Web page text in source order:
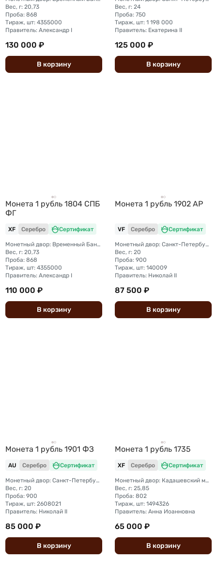
Вес, г: 20,73
Проба: 868
Тираж, шт: 4355000
Правитель: Александр I
130 000 ₽
В корзину
Вес, г: 24
Проба: 750
Тираж, шт: 1 198 000
Правитель: Екатерина II
125 000 ₽
В корзину
Монета 1 рубль 1804 СПБ
ФГ
XF Серебро Сертификат
Монетный двор: Временный Банковский монетный двор (Санкт-Петербург)
Вес, г: 20,73
Проба: 868
Тираж, шт: 4355000
Правитель: Александр I
110 000 ₽
В корзину
Монета 1 рубль 1902 АР
VF Серебро Сертификат
Монетный двор: Санкт-Петербургский монетный двор
Вес, г: 20
Проба: 900
Тираж, шт: 140009
Правитель: Николай II
87 500 ₽
В корзину
Монета 1 рубль 1901 ФЗ
AU Серебро Сертификат
Монетный двор: Санкт-Петербургский монетный двор
Вес, г: 20
Проба: 900
Тираж, шт: 2608021
Правитель: Николай II
85 000 ₽
В корзину
Монета 1 рубль 1735
XF Серебро Сертификат
Монетный двор: Кадашевский монетный двор (Москва)
Вес, г: 25,85
Проба: 802
Тираж, шт: 1494326
Правитель: Анна Иоанновна
65 000 ₽
В корзину